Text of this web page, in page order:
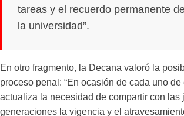
tareas y el recuerdo permanente
la universidad”.
En otro fragmento, la Decana valoró la
proceso penal: “En ocasión de cada uno
actualiza la necesidad de compartir con las
generaciones la vigencia y el